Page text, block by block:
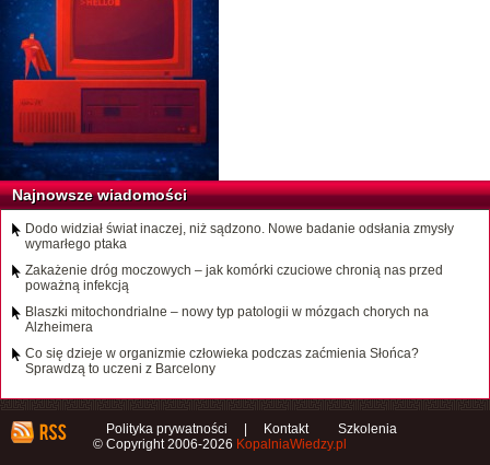
Najnowsze wiadomości
Dodo widział świat inaczej, niż sądzono. Nowe badanie odsłania zmysły
wymarłego ptaka
Zakażenie dróg moczowych – jak komórki czuciowe chronią nas przed
poważną infekcją
Blaszki mitochondrialne – nowy typ patologii w mózgach chorych na
Alzheimera
Co się dzieje w organizmie człowieka podczas zaćmienia Słońca?
Sprawdzą to uczeni z Barcelony
Polityka prywatności Kontakt
Szkolenia
© Copyright 2006-2026 KopalniaWiedzy.pl